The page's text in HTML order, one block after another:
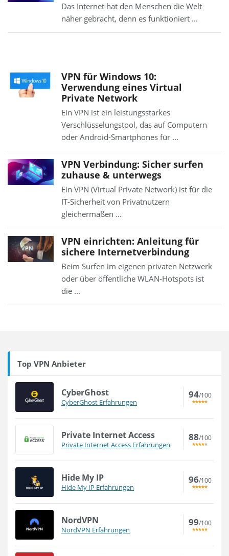
Das Internet hat den Menschen die Welt
näher gebracht, denn es funktioniert ...
VPN für Windows 10:
Verwendung eines Virtual
Private Network
Ein VPN ist ein leistungsstarkes
Verschlüsselungstool, das auf Computern
oder Android-Smartphones für ...
VPN Verbindung: Sicher surfen
zuhause & unterwegs
Ein VPN (Virtual Private Network) ist für die
IT-Sicherheit von Privatnutzern
gleichermaßen ...
VPN einrichten: Anleitung für
sichere Internetverbindung
Beim Surfen im eigenen privaten Netzwerk
oder über öffentliche WLAN-Hotspots ist
die ...
Top VPN Anbieter
CyberGhost
CyberGhost Erfahrungen
94/100
Private Internet Access
Private Internet Access Erfahrungen
88/100
Hide My IP
Hide My IP Erfahrungen
96/100
NordVPN
NordVPN Erfahrungen
99/100